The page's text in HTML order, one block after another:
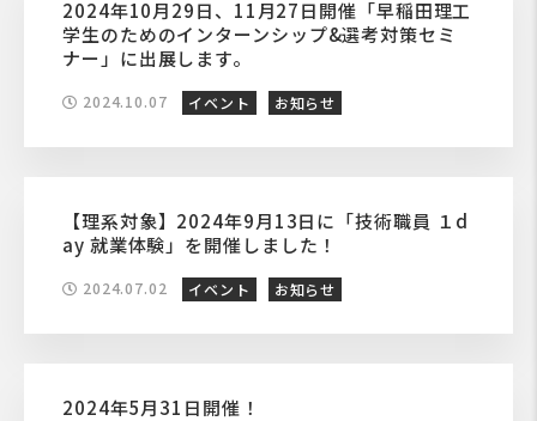
2024年10月29日、11月27日開催「早稲田理工
学生のためのインターンシップ&選考対策セミ
ナー」に出展します。
2024.10.07 イベント お知らせ
【理系対象】2024年9月13日に「技術職員 １d
ay 就業体験」を開催しました！
2024.07.02 イベント お知らせ
2024年5月31日開催！